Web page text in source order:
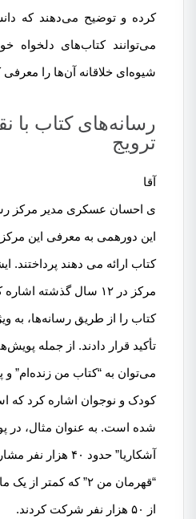
کرده و توضیح می‌دهند که
می‌توانند کتاب‌های دلخواه
شیوه‌ای خلاقانه آن‌ها را معرفی
رسانه‌های کتاب با
ترویج
آقا
ی احسان عسکری مدیر مرکز
این دورهمی به معرفی این
کتاب ارائه می دهند پرداختند.
مرکز در ۱۲ سال گذشته
کتاب را از طریق رسانه‌ها، به
تأکید قرار دادند. از جمله
می‌توان به “کتاب من زنده‌ام”
کودک و نوجوان اشاره کرد که
شده است. به عنوان مثال، در
آشکاریا” حدود ۴۰
“قهرمان من ۲” که
از ۵۰ هزار نفر شرکت کردند.